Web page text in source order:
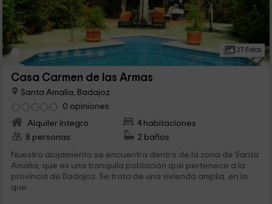
27 Fotos
Casa Carmen de las Armas
Santa Amalia, Badajoz
0 opiniones
Alquiler íntegro
4 habitaciones
8 personas
2 baños
Nuestro alojamiento se encuentra dentro de la zona de Santa
Amalia, que es una tranquila población que pertenece a la
provincia de Badajoz. Se trata de una vivienda amplia, en la
que...